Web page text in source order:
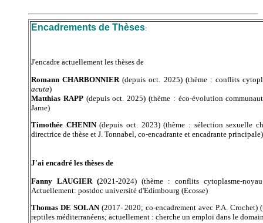
Encadrements de Thèses:
J'encadre actuellement les thèses de
Romann CHARBONNIER (depuis oct. 2025) (thème : conflits
acuta)
Matthias RAPP(depuis oct. 2025) (thème : éco-évolution
Jarne)
Timothée CHENIN(depuis oct. 2023) (thème : sélection sexuelle
directrice de thèse et J. Tonnabel, co-encadrante et encadrante principale)
J'ai encadré les thèses de
Fanny LAUGIER (2021-2024) (thème : conflits cytoplasme-
Actuellement: postdoc université d'Edimbourg (Ecosse)
Thomas DE SOLAN(2017- 2020; co-encadrement avec P.A.
reptiles méditerranéens; actuellement : cherche un emploi dans le